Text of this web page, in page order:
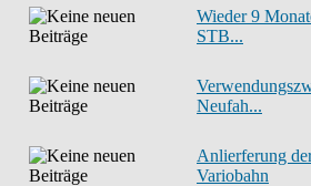
Wieder 9
STB...
Neufah...
Anlierferung
Variobahn